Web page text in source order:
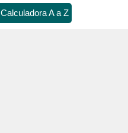
Calculadora A a Z